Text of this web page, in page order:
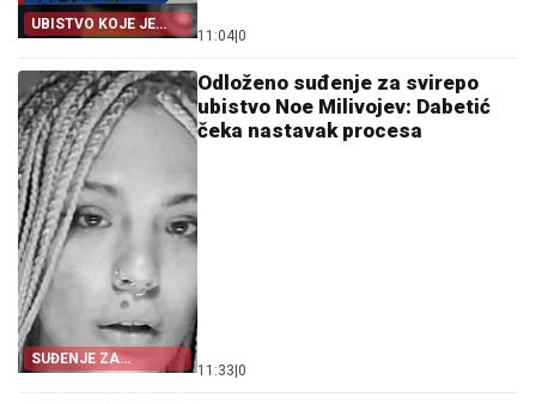
UBISTVO KOJE JE
ŠOKIRALO SVRLJIG
11:04 0
SUĐENJE ZA
SVIREPO UBISTVO
Odloženo suđenje za svirepo
ubistvo Noe Milivojev: Dabetić
čeka nastavak procesa
11:33 0